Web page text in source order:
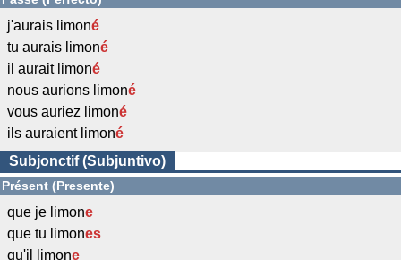
j'aurais limoné
tu aurais limoné
il aurait limoné
nous aurions limoné
vous auriez limoné
ils auraient limoné
Subjonctif (Subjuntivo)
Présent (Presente)
que je limone
que tu limones
qu'il limone